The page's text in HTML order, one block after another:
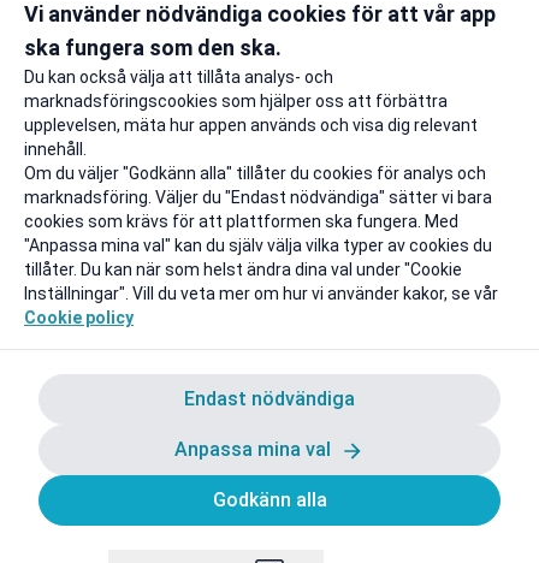
Gäller även på redan prissänkta
Till rabatten
+ 20 GB
Vi använder nödvändiga cookies för att vår app
ska fungera som den ska.
Du kan också välja att tillåta analys- och
marknadsföringscookies som hjälper oss att förbättra
upplevelsen, mäta hur appen används och visa dig relevant
innehåll.
Om du väljer "Godkänn alla" tillåter du cookies för analys och
marknadsföring. Väljer du "Endast nödvändiga" sätter vi bara
cookies som krävs för att plattformen ska fungera. Med
"Anpassa mina val" kan du själv välja vilka typer av cookies du
tillåter. Du kan när som helst ändra dina val under "Cookie
Inställningar". Vill du veta mer om hur vi använder kakor, se vår
Cookie policy
Endast nödvändiga
Anpassa mina val
Godkänn alla